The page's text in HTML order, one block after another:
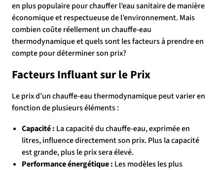
en plus populaire pour chauffer l’eau sanitaire de manière
économique et respectueuse de l’environnement. Mais
combien coûte réellement un chauffe-eau
thermodynamique et quels sont les facteurs à prendre en
compte pour déterminer son prix?
Facteurs Influant sur le Prix
Le prix d’un chauffe-eau thermodynamique peut varier en
fonction de plusieurs éléments :
Capacité : La capacité du chauffe-eau, exprimée en
litres, influence directement son prix. Plus la capacité
est grande, plus le prix sera élevé.
Performance énergétique : Les modèles les plus